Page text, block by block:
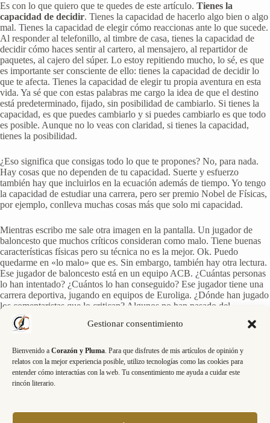
Gestionar consentimiento
Bienvenido a Corazón y Pluma. Para que disfrutes de mis artículos de opinión y
relatos con la mejor experiencia posible, utilizo tecnologías como las cookies para
entender cómo interactúas con la web. Tu consentimiento me ayuda a cuidar este
rincón literario.
Es con lo que quiero que te quedes de este artículo. Tienes la
capacidad de decidir. Tienes la capacidad de hacerlo algo bien o algo
mal. Tienes la capacidad de elegir cómo reaccionas ante lo que sucede.
Al responder al telefonillo, al timbre de casa, tienes la capacidad de
decidir cómo haces sentir al cartero, al mensajero, al repartidor de
paquetes, al cajero del súper. Lo estoy repitiendo mucho, lo sé, es que
es importante ser consciente de ello: tienes la capacidad de decidir lo
que te afecta. Tienes la capacidad de elegir tu propia aventura en esta
vida. Ya sé que con estas palabras me cargo la idea de que el destino
está predeterminado, fijado, sin posibilidad de cambiarlo. Si tienes la
capacidad, es que puedes cambiarlo y si puedes cambiarlo es que todo
es posible. Aunque no lo veas con claridad, si tienes la capacidad,
tienes la posibilidad.
¿Eso significa que consigas todo lo que te propones? No, para nada.
Hay cosas que no dependen de tu capacidad. Suerte y esfuerzo
también hay que incluirlos en la ecuación además de tiempo. Yo tengo
la capacidad de estudiar una carrera, pero ser premio Nobel de Físicas,
por ejemplo, conlleva muchas cosas más que solo mi capacidad.
Mientras escribo me sale otra imagen en la pantalla. Un jugador de
baloncesto que muchos críticos consideran como malo. Tiene buenas
características físicas pero su técnica no es la mejor. Ok. Puedo
quedarme en «lo malo» que es. Sin embargo, también hay otra lectura.
Ese jugador de baloncesto está en un equipo ACB. ¿Cuántas personas
lo han intentado? ¿Cuántos lo han conseguido? Ese jugador tiene una
carrera deportiva, jugando en equipos de Euroliga. ¿Dónde han jugado
los comentaristas que lo critican? Algunos no han pasado del
baloncesto base, compartiendo la misma posición que el jugador que es
«tan malo».
Sus palabras dicen más de ellos que del otro, una vez
Termino ya, tengo libros que clasificar. Solo recordarte una vez más
que tienes la capacidad de acción y de decisión. Si lo hiciste mal,
puedes hacerlo bien. Si hablas mal de una persona, también puedes